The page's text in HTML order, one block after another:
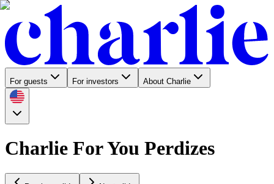
For guests For investors About Charlie
Charlie For You Perdizes